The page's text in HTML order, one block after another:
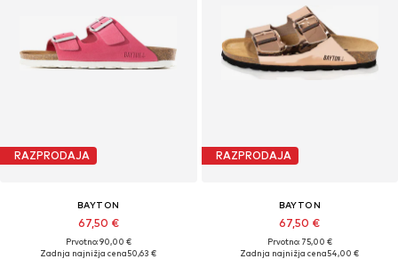
RAZPRODAJA
BAYTON
67,50 €
Prvotno: 90,00 €
Zadnja najnižja cena50,63 €
RAZPRODAJA
BAYTON
67,50 €
Prvotno: 75,00 €
Zadnja najnižja cena54,00 €